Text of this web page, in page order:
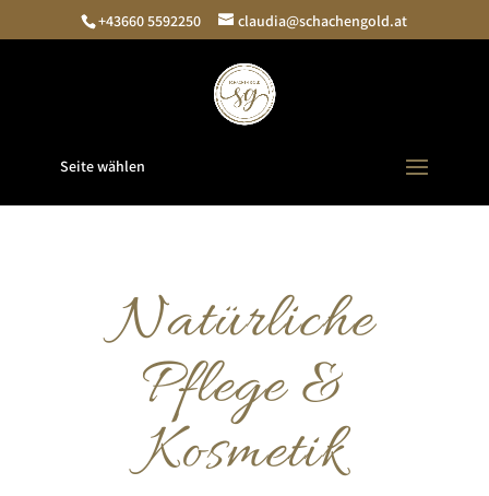
+43660 5592250 claudia@schachengold.at
Seite wählen
Natürliche
Pflege &
Kosmetik